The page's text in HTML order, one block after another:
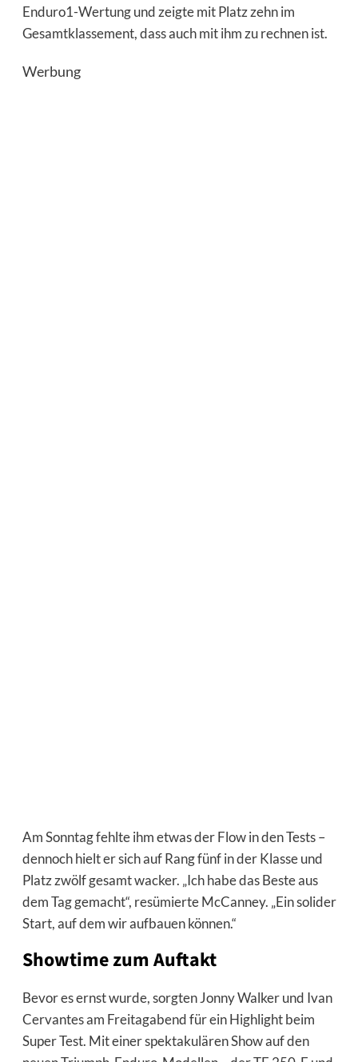
Enduro1-Wertung und zeigte mit Platz zehn im
Gesamtklassement, dass auch mit ihm zu rechnen ist.
Werbung
Am Sonntag fehlte ihm etwas der Flow in den Tests –
dennoch hielt er sich auf Rang fünf in der Klasse und
Platz zwölf gesamt wacker. „Ich habe das Beste aus
dem Tag gemacht“, resümierte McCanney. „Ein solider
Start, auf dem wir aufbauen können.“
Showtime zum Auftakt
Bevor es ernst wurde, sorgten Jonny Walker und Ivan
Cervantes am Freitagabend für ein Highlight beim
Super Test. Mit einer spektakulären Show auf den